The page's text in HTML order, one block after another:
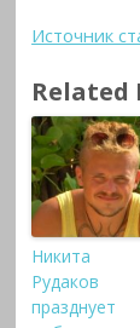
Источник
Related
Никита
Рудаков
празднует